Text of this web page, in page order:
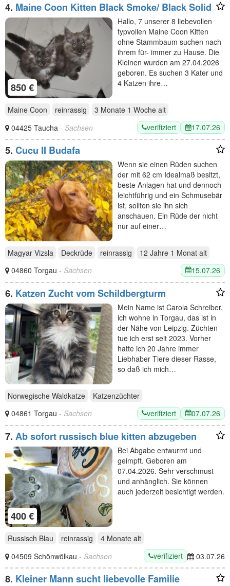
4. Maine Coon Kitten Black Smoke/ Black Solid
850 €
Hallo, 7 unserer 8 liebevollen
typvollen Maine Coon Kitten
ohne Stammbaum suchen nach
ihrem für- immer zu Hause. Die
Kleinen wurden am 27.04.2026
geboren. Es suchen 3 Kater und
4 Katzen ihre…
Maine Coon reinrassig 3 Monate 1 Woche alt
04425 Taucha - Sachsen verifiziert 17.07.26
5. Cucu II Budafa
Wenn sie einen Rüden suchen
der mit 62 cm Idealmaß besitzt,
beste Anlagen hat und dennoch
leichtführig und ein Schmusebär
ist, sollten sie ihn sich
anschauen. Ein Rüde der nicht
nur auf einer…
Magyar Vizsla Deckrüde reinrassig 12 Jahre 1 Monat alt
04860 Torgau - Sachsen 15.07.26
6. Katzen Zucht vom Schildbergturm
Mein Name ist Carola Schreiber,
ich wohne in Torgau, das ist in
der Nähe von Leipzig. Züchten
tue ich erst seit 2023. Vorher
hatte ich 20 Jahre immer
Liebhaber Tiere dieser Rasse,
so daß ich mich…
Norwegische Waldkatze
Katzenzüchter
04861 Torgau - Sachsen verifiziert 07.07.26
7. Ab sofort russisch blue kitten abzugeben
400 €
Bei Abgabe entwurmt und
geimpft. Geboren am
07.04.2026. Sehr verschmust
und anhänglich. Sie können
auch jederzeit besichtigt werden.
Russisch Blau reinrassig 4 Monate alt
04509 Schönwölkau - Sachsen verifiziert 03.07.26
8. Kleiner Mann sucht liebevolle Familie